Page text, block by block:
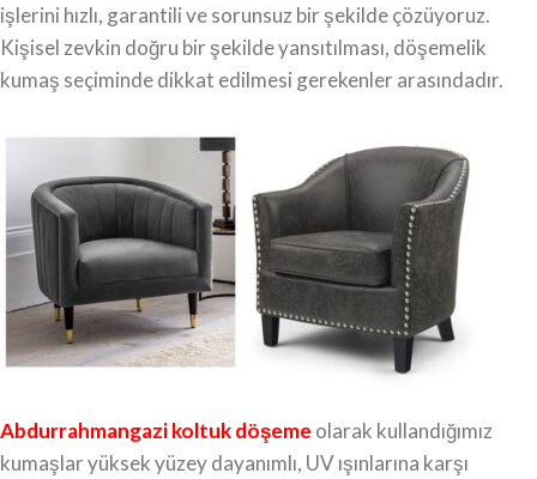
işlerini hızlı, garantili ve sorunsuz bir şekilde çözüyoruz.
Kişisel zevkin doğru bir şekilde yansıtılması, döşemelik
kumaş seçiminde dikkat edilmesi gerekenler arasındadır.
Abdurrahmangazi koltuk döşeme olarak kullandığımız
kumaşlar yüksek yüzey dayanımlı, UV ışınlarına karşı